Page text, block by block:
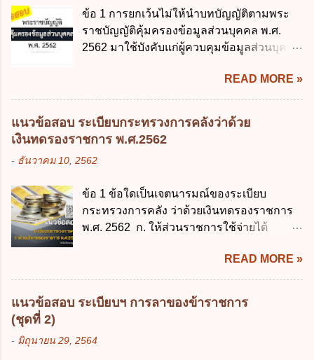
รับผิดชอบในการบริหารจัดการข้อมูลของ
หน่วยงานของรัฐ ง. กำหนดกรอบและทิศทาง
การบริหารงานภาครัฐและการจัดทำบริการ
สาธารณะในรูปแบบดิจิทัล ข้อ 4 กรรมการ
พัฒนารัฐบาลดิจิทัลโดยตำแหน่ง ม...
เว้นแต่เด็กที่สอบได้ชั้นปีที่ 9 ของการศึกษา
ภาคบังคับแล้ว 2. ผู้ปกครอง คือ 2.1 บิดา
มารดา 2.2 บิดาหรือมารดา ซึ่งเป็นผู้ใช้
กฎหมายแพ่งและพาณิชย์ 2.4 บุคคลที่เด็ก
อยู่ด้วยเป็นประจำหรือที่เด็กอยู่รับใช้การงาน
3. ผู้ปกครองดังกล่าว มีหน้าที่ ส่งเด็กเข้าเรียน
ในสถานศึกษาในวันแรกของการเปิดเรียนภาค
การเปิดเรียนภาคต้น ถ้าสถานศึกษายังมิไ...
ข้อ 1 การยกเว้นไม่ให้นำบทบัญญัติตามพระ
ราชบัญญัติคุ้มครองข้อมูลส่วนบุคคล พ.ศ.
2562 มาใช้บังคับแก่ผู้ควบคุมข้อมูลส่วนบุคคล
ข. พระราชกำหนด ค. พระราชกฤษฎีกา ง. กฎ
กระทรวง ข้อ 2 กฎหมายตามข้อ 1 กำหนด
หน่วยงานและกิจการใดที่ผู้ควบคุมข้อมูลส่วน
รัฐทุกแห่ง ข. กิจการด้านการศึกษา ค. กิจการ
ข้อ 3 โดยหลัก ทั่วไป พระราชบัญญัติคุ้มครอง
ข้อมูลส่วนบุคคล พ.ศ. 2562 ใช้บังคับตั้งแต่วัน
ใด ก. 26 พฤษภาคม 2562 ข. 27 พฤษภาคม
พฤษภาคม 2562 ข้อ 4 "บุคคลหรือนิติบุคคล
ซึ่งมีอำนาจหน้าที่ตัดสินใจเกี่ยวกับการเก็บ
รวบรวม ใช้ หรือเปิดเผยข้อมูลส่วนบุคคล" คือ
READ MORE »
แนวข้อสอบ ระเบียบกระทรวงการคลังว่าด้วย
เงินทดรองราชการ พ.ศ.2562
- ธันวาคม 10, 2562
ข้อ 1 ข้อใดเป็นเจตนารมณ์ของระเบียบ
กระทรวงการคลัง ว่าด้วยเงินทดรองราชการ
พ.ศ. 2562 ก. ให้ส่วนราชการใช้จ่ายได้
ส่วนราชการมีเงินทดรองราชการเพื่อรองจ่าย
ตามข้อผูกพันในการกู้เงินจากต่างประเทศ ค.
รองรับการปฏิบัติงานด้านการเงินการคลังตาม
สามารถรอการเบิกเงินจากงบประมาณได้ ข้อ
READ MORE »
แนวข้อสอบ ระเบียบฯ การลาของข้าราชการ
(ชุดที่ 2)
- มิถุนายน 29, 2564